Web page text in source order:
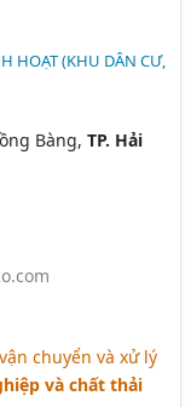
HOẠT (KHU DÂN CƯ,
Bàng,TP. Hải
chuyển và xử lý
và chất thải